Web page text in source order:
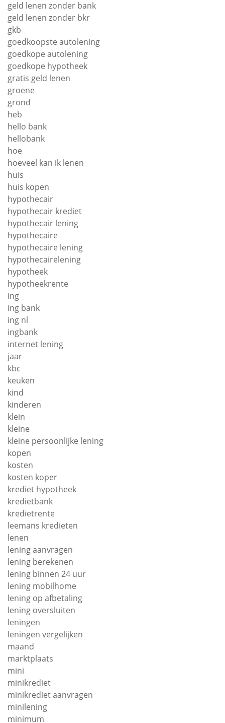
geld lenen zonder bank
geld lenen zonder bkr
gkb
goedkoopste autolening
goedkope autolening
goedkope hypotheek
gratis geld lenen
groene
grond
heb
hello bank
hellobank
hoe
hoeveel kan ik lenen
huis
huis kopen
hypothecair
hypothecair krediet
hypothecair lening
hypothecaire
hypothecaire lening
hypothecairelening
hypotheek
hypotheekrente
ing
ing bank
ing nl
ingbank
internet lening
jaar
kbc
keuken
kind
kinderen
klein
kleine
kleine persoonlijke lening
kopen
kosten
kosten koper
krediet hypotheek
kredietbank
kredietrente
leemans kredieten
lenen
lening aanvragen
lening berekenen
lening binnen 24 uur
lening mobilhome
lening op afbetaling
lening oversluiten
leningen
leningen vergelijken
maand
marktplaats
mini
minikrediet
minikrediet aanvragen
minilening
minimum